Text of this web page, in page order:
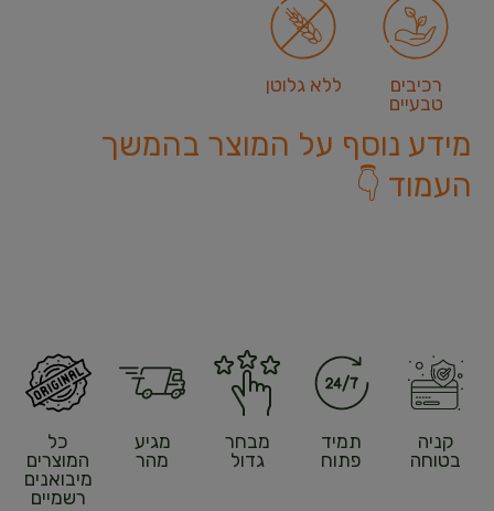
רכיבים
טבעיים
ללא גלוטן
מידע נוסף על המוצר בהמשך
העמוד 👇
קניה
בטוחה
תמיד
פתוח
מבחר
גדול
מגיע
מהר
כל
המוצרים
מיבואנים
רשמיים